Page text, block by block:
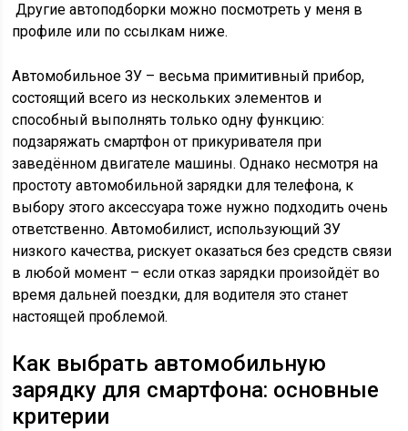
Другие автоподборки можно посмотреть у меня в
профиле или по ссылкам ниже.
Автомобильное ЗУ – весьма примитивный прибор,
состоящий всего из нескольких элементов и
способный выполнять только одну функцию:
подзаряжать смартфон от прикуривателя при
заведённом двигателе машины. Однако несмотря на
простоту автомобильной зарядки для телефона, к
выбору этого аксессуара тоже нужно подходить очень
ответственно. Автомобилист, использующий ЗУ
низкого качества, рискует оказаться без средств связи
в любой момент – если отказ зарядки произойдёт во
время дальней поездки, для водителя это станет
настоящей проблемой.
Как выбрать автомобильную
зарядку для смартфона: основные
критерии